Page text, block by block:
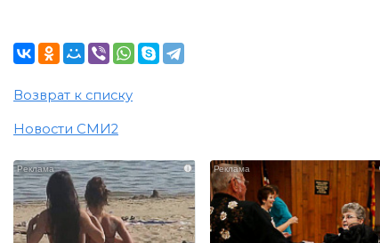
Возврат к списку
Новости СМИ2
i